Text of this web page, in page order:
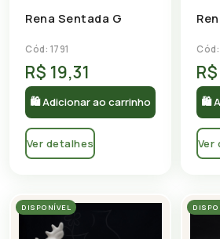
Rena Sentada G
Cód: 1791
R$ 19,31
🛍 Adicionar ao carrinho
Ver detalhes
Cód:
🛍
Ver
DISPONÍVEL